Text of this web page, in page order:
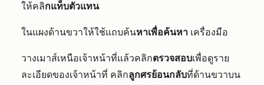
ให้คลิกแท็บตัวแทน
ในแผงด้านขวาให้ใช้แถบค้นหาเพื่อค้นหา เครื่องมือ
วางเมาส์เหนือเจ้าหน้าที่แล้วคลิกตรวจสอบเพื่อดูราย
ละเอียดของเจ้าหน้าที่ คลิกลูกศรย้อนกลับที่ด้านขวาบน